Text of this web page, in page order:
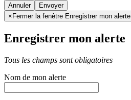
Annuler
× Fermer la fenêtre Enregistrer mon alerte
Enregistrer mon alerte
Tous les champs sont obligatoires
Nom de mon alerte